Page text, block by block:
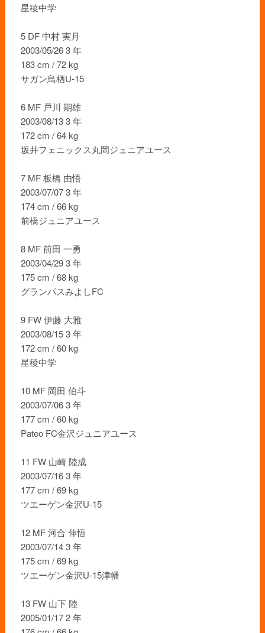
星稜中学
5 DF 中村 実月
2003/05/26 3 年
183 cm / 72 kg
サガン鳥栖U-15
6 MF 戸川 期雄
2003/08/13 3 年
172 cm / 64 kg
坂井フェニックス丸岡ジュニアユース
7 MF 板橋 由悟
2003/07/07 3 年
174 cm / 66 kg
前橋ジュニアユース
8 MF 前田 一勇
2003/04/29 3 年
175 cm / 68 kg
グランパスみよしFC
9 FW 伊藤 大雅
2003/08/15 3 年
172 cm / 60 kg
星稜中学
10 MF 岡田 伯斗
2003/07/06 3 年
177 cm / 60 kg
Pateo FC金沢ジュニアユース
11 FW 山崎 陸成
2003/07/16 3 年
177 cm / 69 kg
ツエーゲン金沢U-15
12 MF 河合 伸悟
2003/07/14 3 年
175 cm / 69 kg
ツエーゲン金沢U-15津幡
13 FW 山下 陸
2005/01/17 2 年